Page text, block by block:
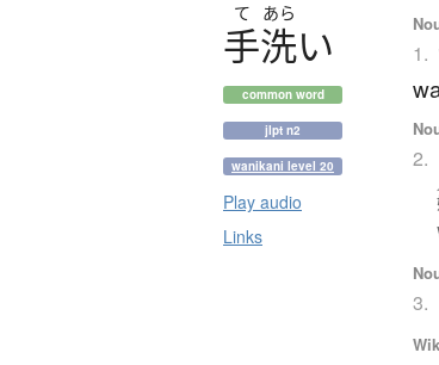
て あら
手洗い
common word
jlpt n2
wanikani level 20
Play audio
Links
1.
2.
3.